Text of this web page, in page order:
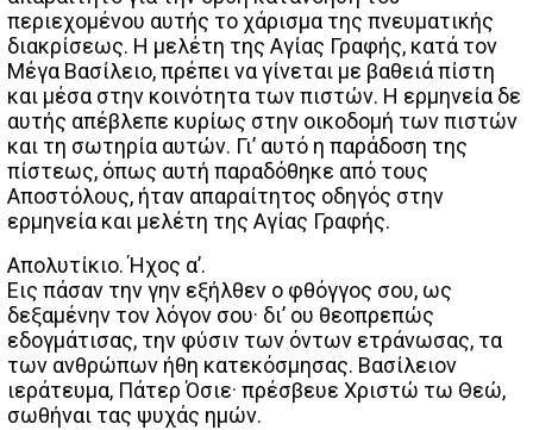
περιεχομένου αυτής το χάρισμα της πνευματικής
διακρίσεως. Η μελέτη της Αγίας Γραφής, κατά τον
Μέγα Βασίλειο, πρέπει να γίνεται με βαθειά πίστη
και μέσα στην κοινότητα των πιστών. Η ερμηνεία δε
αυτής απέβλεπε κυρίως στην οικοδομή των πιστών
και τη σωτηρία αυτών. Γι’ αυτό η παράδοση της
πίστεως, όπως αυτή παραδόθηκε από τους
Αποστόλους, ήταν απαραίτητος οδηγός στην
ερμηνεία και μελέτη της Αγίας Γραφής.
Απολυτίκιο. Ήχος α’.
Εις πάσαν την γην εξήλθεν ο φθόγγος σου, ως
δεξαμένην τον λόγον σου· δι’ ου θεοπρεπώς
εδογμάτισας, την φύσιν των όντων ετράνωσας, τα
των ανθρώπων ήθη κατεκόσμησας. Βασίλειον
ιεράτευμα, Πάτερ Όσιε· πρέσβευε Χριστώ τω Θεώ,
σωθήναι τας ψυχάς ημών.